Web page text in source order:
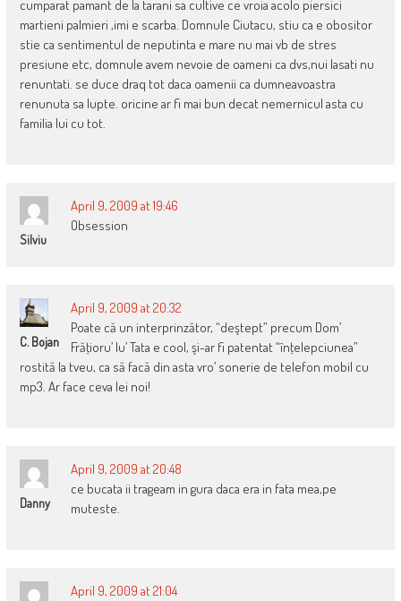
cumparat pamant de la tarani sa cultive ce vroia acolo piersici
martieni palmieri ,imi e scarba. Domnule Ciutacu, stiu ca e obositor
stie ca sentimentul de neputinta e mare nu mai vb de stres
presiune etc, domnule avem nevoie de oameni ca dvs,nui lasati nu
renuntati. se duce draq tot daca oamenii ca dumneavoastra
renunuta sa lupte. oricine ar fi mai bun decat nemernicul asta cu
familia lui cu tot.
Silviu
April 9, 2009 at 19:46
Obsession
C. Bojan
April 9, 2009 at 20:32
Poate că un interprinzător, “deştept” precum Dom’
Frăţioru’ lu’ Tata e cool, şi-ar fi patentat “înţelepciunea”
rostită la tveu, ca să facă din asta vro’ sonerie de telefon mobil cu
mp3. Ar face ceva lei noi!
Danny
April 9, 2009 at 20:48
ce bucata ii trageam in gura daca era in fata mea,pe
muteste.
April 9, 2009 at 21:04